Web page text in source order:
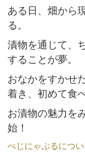
ある日、畑から
る。
漬物を通じて、
することが夢。
おなかをすかせ
着き、初めて食
お漬物の魅力を
始！
べじにゃぶるにつ